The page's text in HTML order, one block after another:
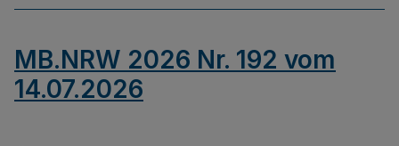
MB.NRW 2026 Nr. 192 vom
14.07.2026